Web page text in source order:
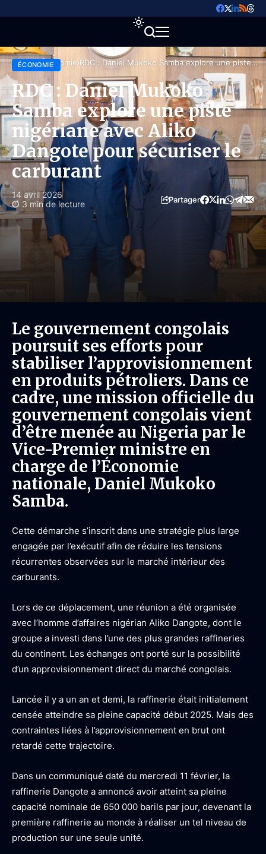
Accueil Économie RDC : Daniel Mukoko Samba explore une piste
carburant
ÉCONOMIE
RDC : Daniel Mukoko
Samba explore une piste
nigériane avec Aliko
Dangote pour sécuriser le
carburant
14 avril 2026
3 min de lecture
Partager
Le gouvernement congolais
poursuit ses efforts pour
stabiliser l’approvisionnement
en produits pétroliers. Dans ce
cadre, une mission officielle du
gouvernement congolais vient
d’être menée au Nigeria par le
Vice-Premier ministre en
charge de l’Économie
nationale, Daniel Mukoko
Samba.
Cette démarche s’inscrit dans une stratégie plus large
engagée par l’exécutif afin de réduire les tensions
récurrentes observées sur le marché intérieur des
carburants.
Lors de ce déplacement, une réunion a été organisée
avec l’homme d’affaires nigérian Aliko Dangote, dont le
groupe a investi dans l’une des plus grandes raffineries
du continent. Les échanges ont porté sur la possibilité
d’un approvisionnement direct du marché congolais.
Lancée il y a un an et demi, la raffinerie était initialement
censée atteindre sa pleine capacité début 2025. Mais des
contraintes liées à l’approvisionnement en brut ont
retardé cette trajectoire.
Dans un communiqué daté du mercredi 11 février, la
raffinerie Dangote a annoncé avoir atteint sa pleine
capacité nominale de 650 000 barils par jour, devenant la
première raffinerie au monde à réaliser un tel niveau de
production sur une seule unité.